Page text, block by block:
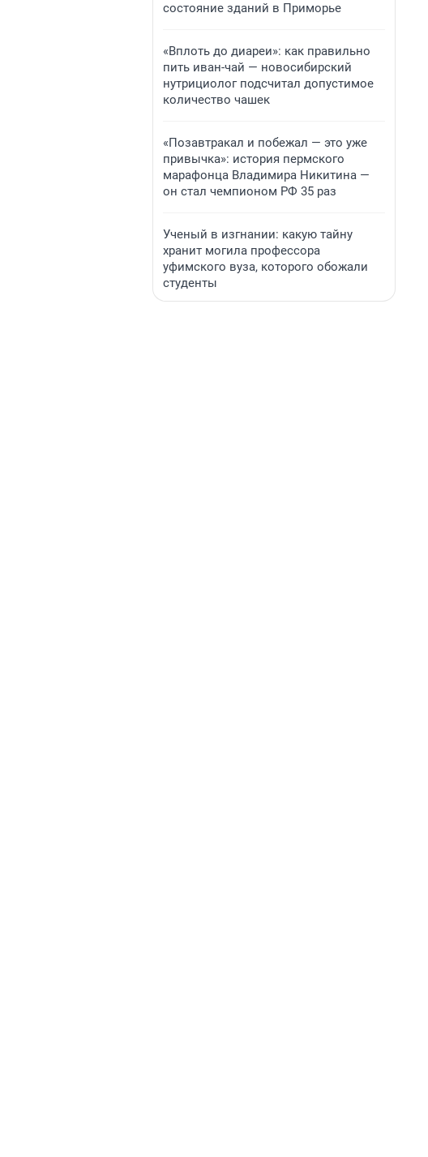
состояние зданий в Приморье
«Вплоть до диареи»: как правильно
пить иван-чай — новосибирский
нутрициолог подсчитал допустимое
количество чашек
«Позавтракал и побежал — это уже
привычка»: история пермского
марафонца Владимира Никитина —
он стал чемпионом РФ 35 раз
Ученый в изгнании: какую тайну
хранит могила профессора
уфимского вуза, которого обожали
студенты